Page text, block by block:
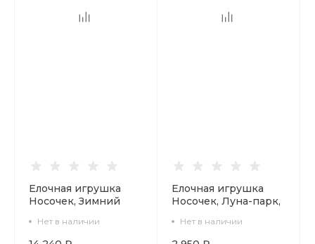
Елочная игрушка
Носочек, Зимний
60.07615.00.1
Нет в наличии
Елочная игрушка
Носочек, Луна-парк,
Нет в наличии